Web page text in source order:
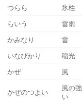
つらら 氷柱
らいう 雷雨
かみなり 雷
いなびかり 稲光
かぜ 風
かぜのつよい
風の強
い